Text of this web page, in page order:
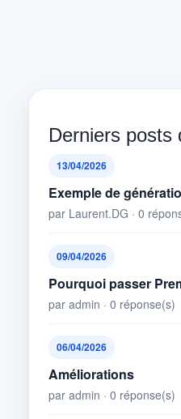
Derniers posts
13/04/2026
Exemple de
par Laurent.DG · 0
09/04/2026
Pourquoi passer
par admin · 0 réponse(s)
06/04/2026
Améliorations
par admin · 0 réponse(s)